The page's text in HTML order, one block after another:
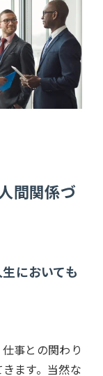
間関係づ
においても
事との関わり
ます。当然な